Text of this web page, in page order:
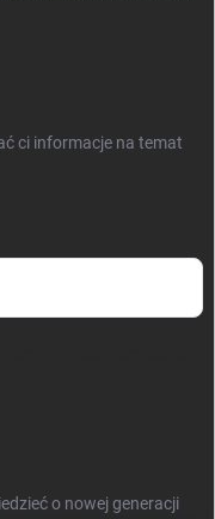
ci informacje na temat
o nowej generacji